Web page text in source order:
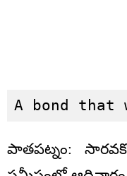
A bond that
పాతపట్నం: